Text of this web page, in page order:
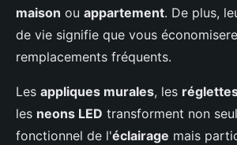
maison ou appartement. De plus,
de vie signifie que vous
remplacements fréquents.
Les appliques murales, les
les neons LED transforment non
fonctionnel de l'éclairage mais